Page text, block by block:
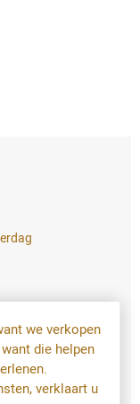
4u later al
kan u
we verkopen
die helpen
verklaart u